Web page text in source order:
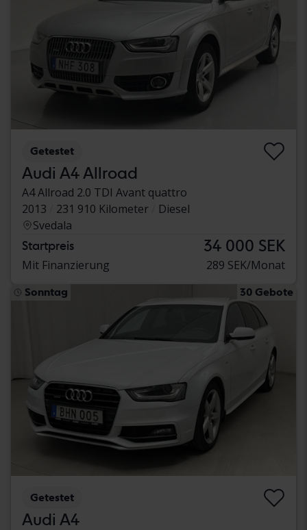
Getestet
Audi A4 Allroad
A4 Allroad 2.0 TDI Avant quattro
2013
231 910 Kilometer
Diesel
Svedala
Startpreis 34 000 SEK
Mit Finanzierung 289 SEK/Monat
Sonntag 30 Gebote
Getestet
Audi A4